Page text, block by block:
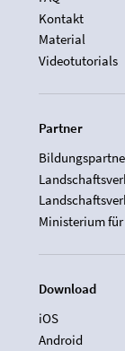
Kontakt
Material
Videotutorials
Partner
Ministerium
Download
iOS
Android